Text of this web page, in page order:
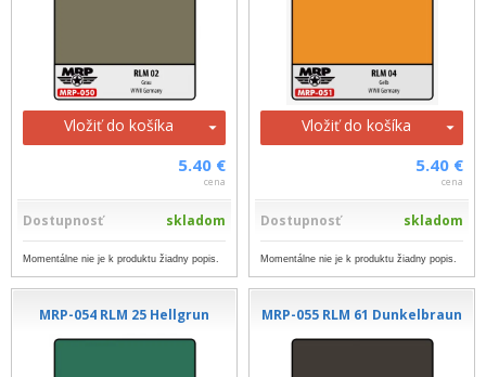
Vložiť do košíka
5.40 €
cena
Dostupnosť skladom
Momentálne nie je k produktu žiadny popis.
Vložiť do košíka
5.40 €
cena
Dostupnosť skladom
Momentálne nie je k produktu žiadny popis.
MRP-054 RLM 25 Hellgrun MRP-055 RLM 61 Dunkelbraun